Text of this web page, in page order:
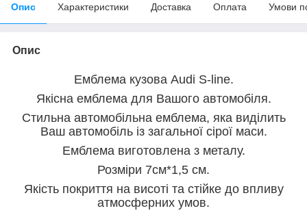
Опис Характеристики Доставка Оплата Умови
Опис
Емблема кузова Audi S-line.
Якісна емблема для Вашого автомобіля.
Стильна автомобільна емблема, яка виділить
Ваш автомобіль із загальної сірої маси.
Емблема виготовлена з металу.
Розміри 7см*1,5 см.
Якість покриття на висоті та стійке до впливу
атмосферних умов.